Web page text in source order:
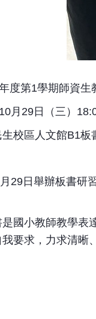
度第1學期師資
月29日（三）
校區人文館B1板
29日舉辦板書研
國小教師教學表
要求，力求清晰